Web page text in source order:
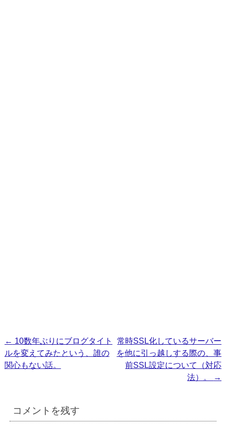
投
稿
ゲ
ー
← 10数年ぶりにブログタイト
ルを変えてみたという、誰の
関心もない話。
常時SSL化しているサーバー
を他に引っ越しする際の、事
前SSL設定について（対応
法）。
→
コメントを残す